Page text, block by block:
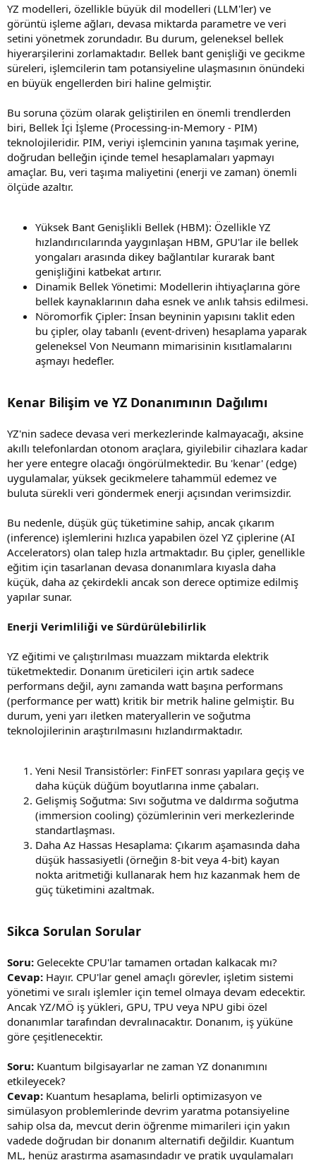
YZ modelleri, özellikle büyük dil modelleri (LLM'ler) ve
görüntü işleme ağları, devasa miktarda parametre ve veri
setini yönetmek zorundadır. Bu durum, geleneksel bellek
hiyerarşilerini zorlamaktadır. Bellek bant genişliği ve gecikme
süreleri, işlemcilerin tam potansiyeline ulaşmasının önündeki
en büyük engellerden biri haline gelmiştir.
Bu soruna çözüm olarak geliştirilen en önemli trendlerden
biri, Bellek İçi İşleme (Processing-in-Memory - PIM)
teknolojileridir. PIM, veriyi işlemcinin yanına taşımak yerine,
doğrudan belleğin içinde temel hesaplamaları yapmayı
amaçlar. Bu, veri taşıma maliyetini (enerji ve zaman) önemli
ölçüde azaltır.
Yüksek Bant Genişlikli Bellek (HBM): Özellikle YZ
hızlandırıcılarında yaygınlaşan HBM, GPU'lar ile bellek
yongaları arasında dikey bağlantılar kurarak bant
genişliğini katbekat artırır.
Dinamik Bellek Yönetimi: Modellerin ihtiyaçlarına göre
bellek kaynaklarının daha esnek ve anlık tahsis edilmesi.
Nöromorfik Çipler: İnsan beyninin yapısını taklit eden
bu çipler, olay tabanlı (event-driven) hesaplama yaparak
geleneksel Von Neumann mimarisinin kısıtlamalarını
aşmayı hedefler.
Kenar Bilişim ve YZ Donanımının Dağılımı
YZ'nin sadece devasa veri merkezlerinde kalmayacağı, aksine
akıllı telefonlardan otonom araçlara, giyilebilir cihazlara kadar
her yere entegre olacağı öngörülmektedir. Bu 'kenar' (edge)
uygulamalar, yüksek gecikmelere tahammül edemez ve
buluta sürekli veri göndermek enerji açısından verimsizdir.
Bu nedenle, düşük güç tüketimine sahip, ancak çıkarım
(inference) işlemlerini hızlıca yapabilen özel YZ çiplerine (AI
Accelerators) olan talep hızla artmaktadır. Bu çipler, genellikle
eğitim için tasarlanan devasa donanımlara kıyasla daha
küçük, daha az çekirdekli ancak son derece optimize edilmiş
yapılar sunar.
Enerji Verimliliği ve Sürdürülebilirlik
YZ eğitimi ve çalıştırılması muazzam miktarda elektrik
tüketmektedir. Donanım üreticileri için artık sadece
performans değil, aynı zamanda watt başına performans
(performance per watt) kritik bir metrik haline gelmiştir. Bu
durum, yeni yarı iletken materyallerin ve soğutma
teknolojilerinin araştırılmasını hızlandırmaktadır.
Yeni Nesil Transistörler: FinFET sonrası yapılara geçiş ve
daha küçük düğüm boyutlarına inme çabaları.
Gelişmiş Soğutma: Sıvı soğutma ve daldırma soğutma
(immersion cooling) çözümlerinin veri merkezlerinde
standartlaşması.
Daha Az Hassas Hesaplama: Çıkarım aşamasında daha
düşük hassasiyetli (örneğin 8-bit veya 4-bit) kayan
nokta aritmetiği kullanarak hem hız kazanmak hem de
güç tüketimini azaltmak.
Sikca Sorulan Sorular
Soru: Gelecekte CPU'lar tamamen ortadan kalkacak mı?
Cevap: Hayır. CPU'lar genel amaçlı görevler, işletim sistemi
yönetimi ve sıralı işlemler için temel olmaya devam edecektir.
Ancak YZ/MÖ iş yükleri, GPU, TPU veya NPU gibi özel
donanımlar tarafından devralınacaktır. Donanım, iş yüküne
göre çeşitlenecektir.
Soru: Kuantum bilgisayarlar ne zaman YZ donanımını
etkileyecek?
Cevap: Kuantum hesaplama, belirli optimizasyon ve
simülasyon problemlerinde devrim yaratma potansiyeline
sahip olsa da, mevcut derin öğrenme mimarileri için yakın
vadede doğrudan bir donanım alternatifi değildir. Kuantum
ML, henüz araştırma aşamasındadır ve pratik uygulamaları